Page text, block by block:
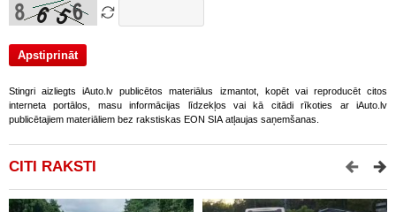
Stingri aizliegts iAuto.lv publicētos materiālus izmantot, kopēt vai reproducēt citos
interneta portālos, masu informācijas līdzekļos vai kā citādi rīkoties ar iAuto.lv
publicētajiem materiāliem bez rakstiskas EON SIA atļaujas saņemšanas.
CITI RAKSTI